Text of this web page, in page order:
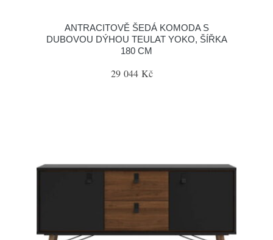
ANTRACITOVĚ ŠEDÁ KOMODA S
DUBOVOU DÝHOU TEULAT YOKO, ŠÍŘKA
180 CM
29 044 Kč